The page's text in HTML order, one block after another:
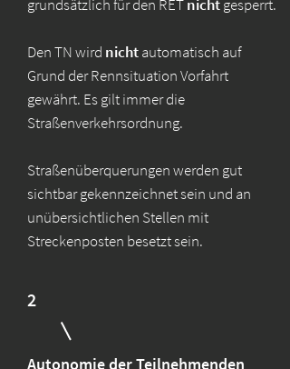
grundsätzlich für den RETnichtgesperrt.
Den TN wird nichtautomatisch auf
Grund der Rennsituation Vorfahrt
gewährt. Es gilt immer die
Straßenverkehrsordnung.
Straßenüberquerungen werden gut
sichtbar gekennzeichnet sein und an
unübersichtlichen Stellen mit
Streckenposten besetzt sein.
2
Autonomie der Teilnehmenden